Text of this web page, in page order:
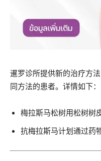
暹罗诊所提供新的治疗方
同方法的患者。详情如下：
梅拉斯马松树用松树树
抗梅拉斯马计划通过药